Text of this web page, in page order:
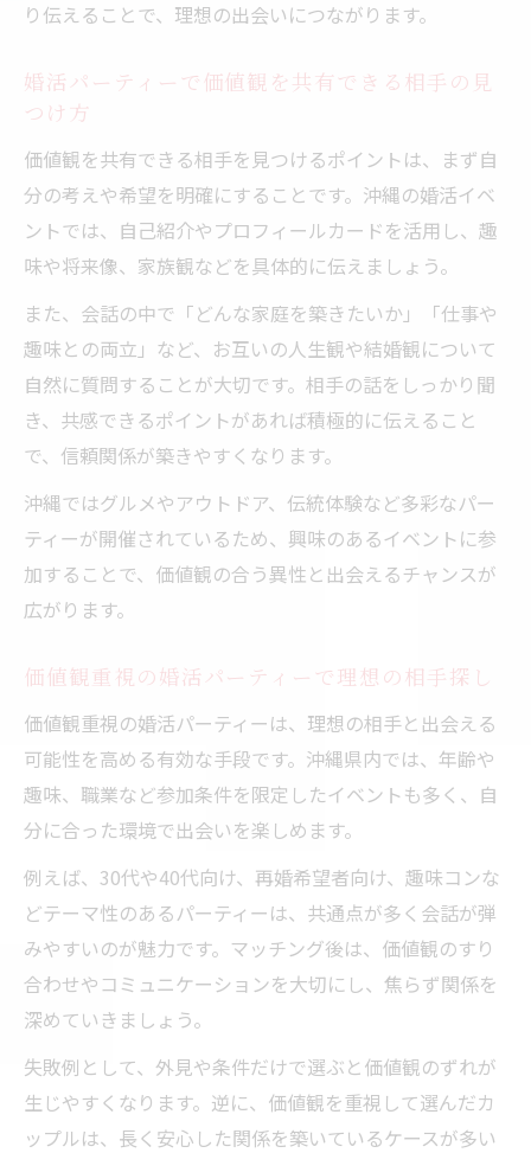
り伝えることで、理想の出会いにつながります。
婚活パーティーで価値観を共有できる相手の見
つけ方
価値観を共有できる相手を見つけるポイントは、まず自
分の考えや希望を明確にすることです。沖縄の婚活イベ
ントでは、自己紹介やプロフィールカードを活用し、趣
味や将来像、家族観などを具体的に伝えましょう。
また、会話の中で「どんな家庭を築きたいか」「仕事や
趣味との両立」など、お互いの人生観や結婚観について
自然に質問することが大切です。相手の話をしっかり聞
き、共感できるポイントがあれば積極的に伝えること
で、信頼関係が築きやすくなります。
沖縄ではグルメやアウトドア、伝統体験など多彩なパー
ティーが開催されているため、興味のあるイベントに参
加することで、価値観の合う異性と出会えるチャンスが
広がります。
価値観重視の婚活パーティーで理想の相手探し
価値観重視の婚活パーティーは、理想の相手と出会える
可能性を高める有効な手段です。沖縄県内では、年齢や
趣味、職業など参加条件を限定したイベントも多く、自
分に合った環境で出会いを楽しめます。
例えば、30代や40代向け、再婚希望者向け、趣味コンな
どテーマ性のあるパーティーは、共通点が多く会話が弾
みやすいのが魅力です。マッチング後は、価値観のすり
合わせやコミュニケーションを大切にし、焦らず関係を
深めていきましょう。
失敗例として、外見や条件だけで選ぶと価値観のずれが
生じやすくなります。逆に、価値観を重視して選んだカ
ップルは、長く安心した関係を築いているケースが多い